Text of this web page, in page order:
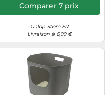
Comparer 7 prix
Galop Store FR
Livraison à 6,99 €